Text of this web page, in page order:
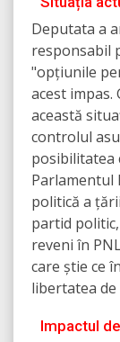
Deputata a
responsabil
"opțiunile
acest
această
controlul
posibilitatea
Parlamentul
politică a
partid
reveni în
care știe ce
libertatea
Impactul